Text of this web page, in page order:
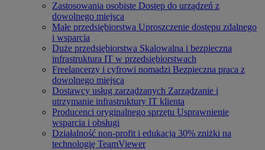
Zastosowania osobiste Dostęp do urządzeń z
dowolnego miejsca
Małe przedsiębiorstwa Uproszczenie dostępu zdalnego
i wsparcia
Duże przedsiębiorstwa Skalowalna i bezpieczna
infrastruktura IT w przedsiębiorstwach
Freelancerzy i cyfrowi nomadzi Bezpieczna praca z
dowolnego miejsca
Dostawcy usług zarządzanych Zarządzanie i
utrzymanie infrastruktury IT klienta
Producenci oryginalnego sprzętu Usprawnienie
wsparcia i obsługi
Działalność non-profit i edukacja 30% zniżki na
technologię TeamViewer